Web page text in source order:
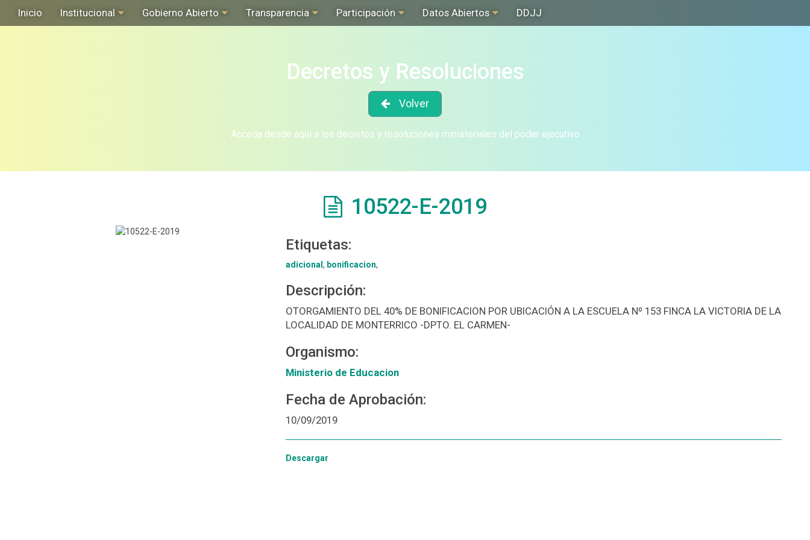
Inicio Institucional Gobierno Abierto Transparencia Participación Datos Abiertos DDJJ
Decretos y Resoluciones
Volver
Acceda desde aquí a los decretos y resoluciones ministeriales del poder ejecutivo
10522-E-2019
Etiquetas:
adicional , bonificacion,
Descripción:
OTORGAMIENTO DEL 40% DE BONIFICACION POR UBICACIÓN A LA ESCUELA Nº 153 FINCA LA VICTORIA DE LA
LOCALIDAD DE MONTERRICO -DPTO. EL CARMEN-
Organismo:
Ministerio de Educacion
Fecha de Aprobación:
10/09/2019
Descargar